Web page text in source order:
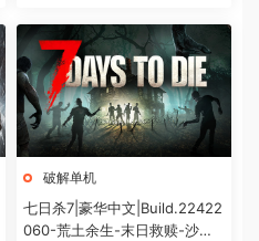
破解单机
七日杀7|豪华中文|Build.22422
060-荒土余生-末日救赎-沙盒